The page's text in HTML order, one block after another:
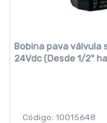
Bobina pava válvula
24Vdc (Desde 1/2"
Código: 10015648